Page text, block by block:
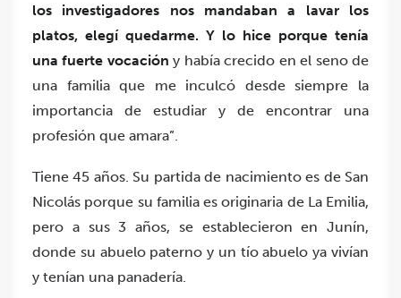
los investigadores nos mandaban a lavar los
platos, elegí quedarme. Y lo hice porque tenía
una fuerte vocación y había crecido en el seno de
una familia que me inculcó desde siempre la
importancia de estudiar y de encontrar una
profesión que amara”.
Tiene 45 años. Su partida de nacimiento es de San
Nicolás porque su familia es originaria de La Emilia,
pero a sus 3 años, se establecieron en Junín,
donde su abuelo paterno y un tío abuelo ya vivían
y tenían una panadería.